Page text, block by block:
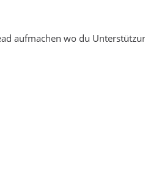
aufmachen wo du